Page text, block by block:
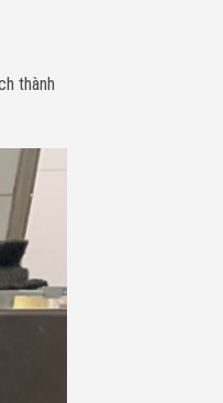
thành